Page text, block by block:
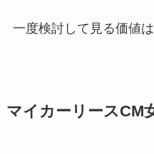
一度検討して見る価値
マイカーリースCM